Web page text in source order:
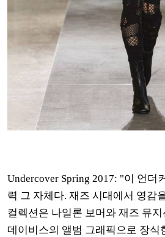
Undercover Spring 2017: "이 언더
력 그 자체다. 재즈 시대에서 영감
컬렉션은 나일론 보머와 재즈 뮤
데이비스의 앨범 그래픽으로 장식